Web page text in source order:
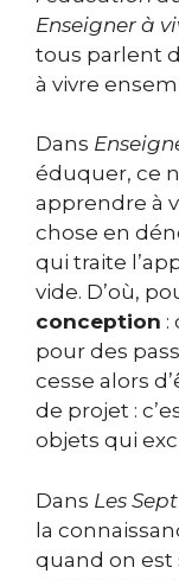
Enseigner à
tous parlent
à vivre
Dans
éduquer, ce
apprendre à
chose en
qui traite
vide. D’où,
conception :
pour des
cesse alors
de projet :
objets qui
Dans Les
la
quand on est